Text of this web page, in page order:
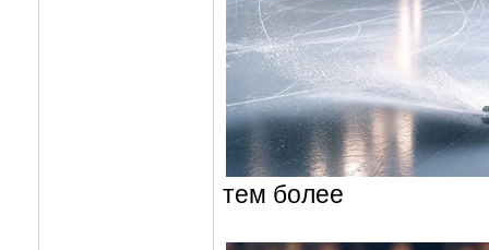
тем более